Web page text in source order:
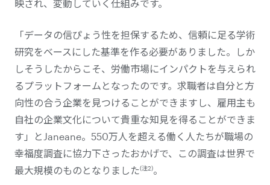
映され、変動していく仕組みです。
「データの信ぴょう性を担保するため、信頼に足る学術
研究をベースにした基準を作る必要がありました。しか
しそうしたからこそ、労働市場にインパクトを与えられ
るプラットフォームとなったのです。求職者は自分と方
向性の合う企業を見つけることができますし、雇用主も
自社の企業文化について貴重な知見を得ることができま
す」とJaneane。550万人を超える働く人たちが職場の
幸福度調査に協力下さったおかげで、この調査は世界で
最大規模のものとなりました(注2)。